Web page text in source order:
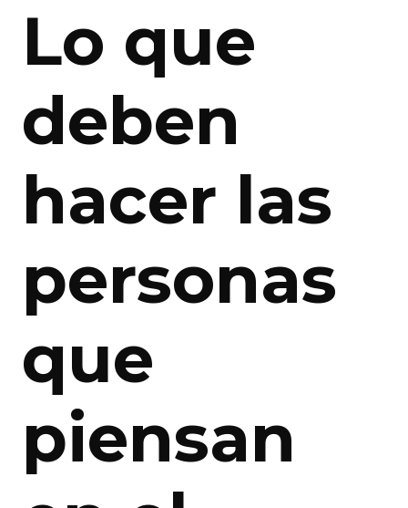
Lo que
deben
hacer las
personas
que
piensan